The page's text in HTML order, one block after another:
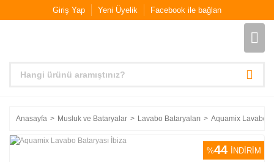
Giriş Yap Yeni Üyelik Facebook ile bağlan
Anasayfa Musluk ve Bataryalar Lavabo Bataryaları Aquamix Lavabo
%44 İNDİRİM